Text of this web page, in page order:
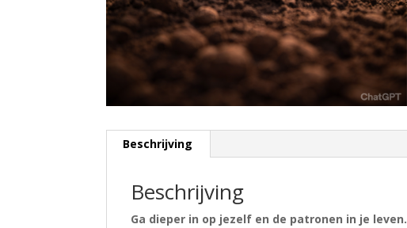
Beschrijving
Beschrijving
Ga dieper in op jezelf en de patronen in je leven.